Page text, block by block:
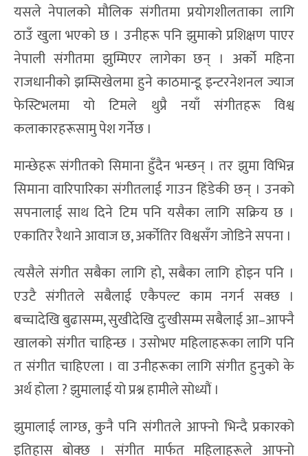
यसले नेपालको मौलिक संगीतमा प्रयोगशीलताका लागि
ठाउँ खुला भएको छ । उनीहरू पनि झुमाको प्रशिक्षण पाएर
नेपाली संगीतमा झुम्मिएर लागेका छन् । अर्को महिना
राजधानीको झम्सिखेलमा हुने काठमान्डू इन्टरनेशनल ज्याज
फेस्टिभलमा यो टिमले थुप्रै नयाँ संगीतहरू विश्व
कलाकारहरूसामु पेश गर्नेछ ।
मान्छेहरू संगीतको सिमाना हुँदैन भन्छन् । तर झुमा विभिन्न
सिमाना वारिपारिका संगीतलाई गाउन हिंडेकी छन् । उनको
सपनालाई साथ दिने टिम पनि यसैका लागि सक्रिय छ ।
एकातिर रैथाने आवाज छ, अर्कोतिर विश्वसँग जोडिने सपना ।
त्यसैले संगीत सबैका लागि हो, सबैका लागि होइन पनि ।
एउटै संगीतले सबैलाई एकैपल्ट काम नगर्न सक्छ ।
बच्चादेखि बुढासम्म, सुखीदेखि दुःखीसम्म सबैलाई आ–आफ्नै
खालको संगीत चाहिन्छ । उसोभए महिलाहरूका लागि पनि
त संगीत चाहिएला । वा उनीहरूका लागि संगीत हुनुको के
अर्थ होला ? झुमालाई यो प्रश्न हामीले सोध्यौं ।
झुमालाई लाग्छ, कुनै पनि संगीतले आफ्नो भिन्दै प्रकारको
इतिहास बोक्छ । संगीत मार्फत महिलाहरूले आफ्नो